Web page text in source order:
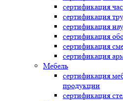
сертификация
сертификация
сертификация
сертификация
сертификация
сертификация
Мебель
сертификация
продукции
сертификация